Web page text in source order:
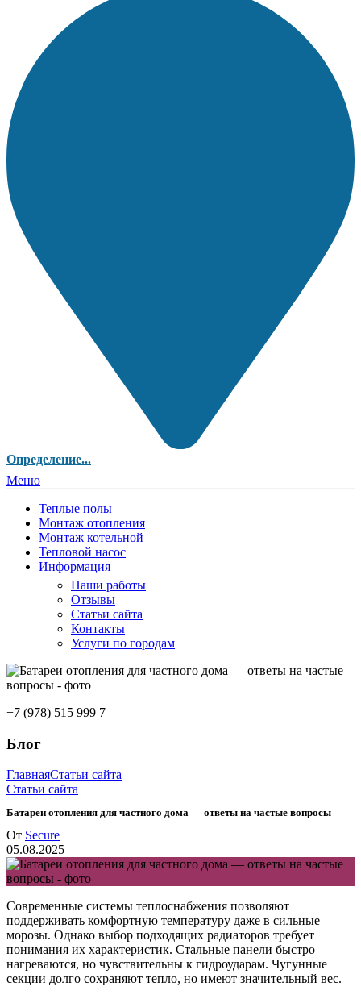
Определение...
Меню
Теплые полы
Монтаж отопления
Монтаж котельной
Тепловой насос
Информация
Наши работы
Отзывы
Статьи сайта
Контакты
Услуги по городам
+7 (978) 515 999 7
Блог
ГлавнаяСтатьи сайта
Статьи сайта
Батареи отопления для частного дома — ответы на частые вопросы
От Secure
05.08.2025
Современные системы теплоснабжения позволяют
поддерживать комфортную температуру даже в сильные
морозы. Однако выбор подходящих радиаторов требует
понимания их характеристик. Стальные панели быстро
нагреваются, но чувствительны к гидроударам. Чугунные
секции долго сохраняют тепло, но имеют значительный вес.